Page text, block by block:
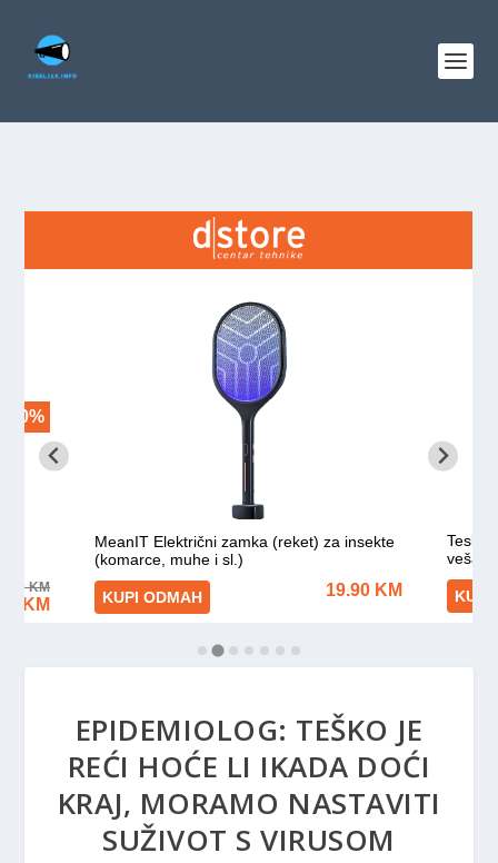
EPIDEMIOLOG: TEŠKO JE
REĆI HOĆE LI IKADA DOĆI
KRAJ, MORAMO NASTAVITI
SUŽIVOT S VIRUSOM